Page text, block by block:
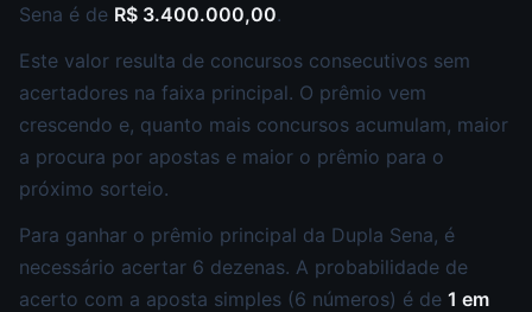
Sena é de R$ 3.400.000,00.
Este valor resulta de concursos consecutivos sem
acertadores na faixa principal. O prêmio vem
crescendo e, quanto mais concursos acumulam, maior
a procura por apostas e maior o prêmio para o
próximo sorteio.
Para ganhar o prêmio principal da Dupla Sena, é
necessário acertar 6 dezenas. A probabilidade de
acerto com a aposta simples (6 números) é de 1 em